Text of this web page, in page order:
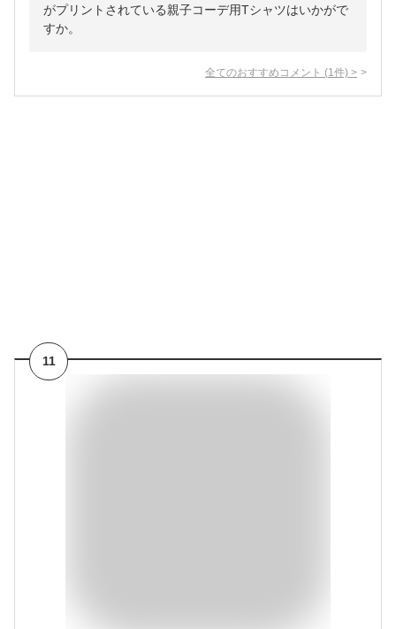
がプリントされている親子コーデ用Tシャツはいかがで
すか。
全てのおすすめコメント (1 件) >
11